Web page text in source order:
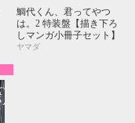
鯛代くん、君ってやつ
は。2 特装盤【描き下ろ
しマンガ小冊子セット】
ヤマダ